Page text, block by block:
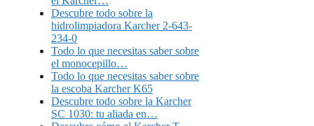
Descubre todo sobre la
hidrolimpiadora Karcher 2-643-
234-0
Todo lo que necesitas saber sobre
el monocepillo…
Todo lo que necesitas saber sobre
la escoba Karcher K65
Descubre todo sobre la Karcher
SC 1030: tu aliada en…